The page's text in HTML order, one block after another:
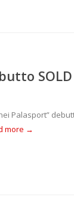
SOLD
nei Palasport”
more →